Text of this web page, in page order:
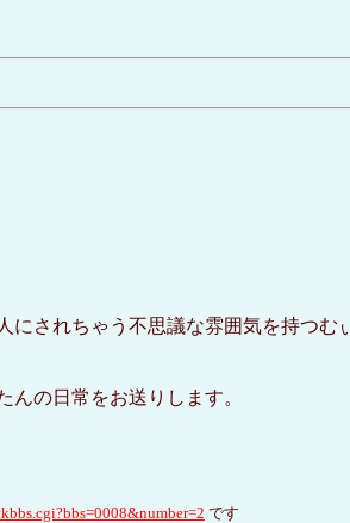
にされちゃう不思議な雰囲気を持つむ
の日常をお送りします。
です